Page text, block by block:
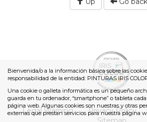
Legal Warning Privacy Policy
Bienvenida/o a la información básica sobre las
responsabilidad de la entidad: PINTURAS IRIS
Una cookie o galleta informática es un pequeño
guarda en tu ordenador, “smartphone” o tableta
página web. Algunas cookies son nuestras y otras
externas que prestan servicios para nuestra página